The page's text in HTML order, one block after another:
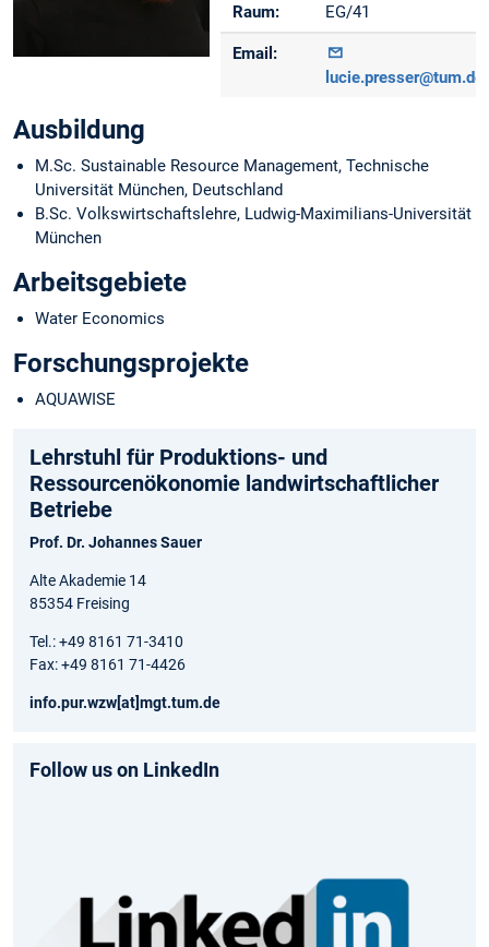
Raum: EG/41
Email:
lucie.presser@tum.de
Ausbildung
M.Sc. Sustainable Resource Management, Technische
Universität München, Deutschland
B.Sc. Volkswirtschaftslehre, Ludwig-Maximilians-Universität
München
Arbeitsgebiete
Water Economics
Forschungsprojekte
AQUAWISE
Lehrstuhl für Produktions- und
Ressourcenökonomie landwirtschaftlicher
Betriebe
Prof. Dr. Johannes Sauer
Alte Akademie 14
85354 Freising
Tel.: +49 8161 71-3410
Fax: +49 8161 71-4426
info.pur.wzw[at]mgt.tum.de
Follow us on LinkedIn